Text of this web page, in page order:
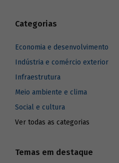
Categorias
Economia e desenvolvimento
Indústria e comércio exterior
Infraestrutura
Meio ambiente e clima
Social e cultura
Ver todas as categorias
Temas em destaque